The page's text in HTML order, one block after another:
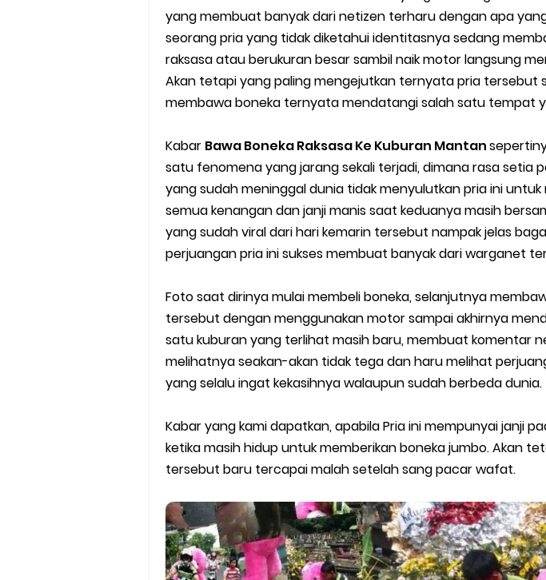
Cara Mudah Melihat Nomor Shopeepay Sendiri dan Orang Lain
7 Cara Mudah Top Up Grab untuk Driver
5 Versi Map Paling Gacor Untuk Ojek Online
Penyebab dan Cara Memulihkan Akun Gojek Dibekukan
Cara Menghitung Penghasilan Grab Sesuai dengan Orderan
Cara Menggunakan Paket Telkomsel Mitra Gojek
5 Cara Top Up InDriver dengan Mudah
5 Biaya Potongan Shopee Food yang Perlu Kamu Ketahui
10 Cara Jitu Autobid Untuk Lala Motor dan Mobil 2023
Batas Saldo Untuk Akun Gopay Biasa dan Upgrade
Cara Mudah Melihat QR dan Barcode Shopeepay
Enroute Drop: Arti dan Penjelasan Resi Gosend
Cara Ping Server Shopee Food 2022
Cara Menghubungi CS Lalamove dan Jam Operasionalnya
yang membuat banyak dari netizen terharu dengan apa
seorang pria yang tidak diketahui identitasnya sedang
raksasa atau berukuran besar sambil naik motor langsung
Akan tetapi yang paling mengejutkan ternyata pria tersebut
membawa boneka ternyata mendatangi salah satu tempat
Kabar Bawa Boneka Raksasa Ke Kuburan Mantan
satu fenomena yang jarang sekali terjadi, dimana rasa setia
yang sudah meninggal dunia tidak menyulutkan pria ini untuk
semua kenangan dan janji manis saat keduanya masih
yang sudah viral dari hari kemarin tersebut nampak jelas
perjuangan pria ini sukses membuat banyak dari warganet
Foto saat dirinya mulai membeli boneka, selanjutnya
tersebut dengan menggunakan motor sampai akhirnya
satu kuburan yang terlihat masih baru, membuat komentar
melihatnya seakan-akan tidak tega dan haru melihat
yang selalu ingat kekasihnya walaupun sudah berbeda dunia.
Kabar yang kami dapatkan, apabila Pria ini mempunyai janji
ketika masih hidup untuk memberikan boneka jumbo. Akan
tersebut baru tercapai malah setelah sang pacar wafat.